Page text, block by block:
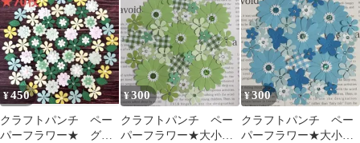
本格 ドリップ 個包装
プチギフト おしゃれ ギ
フト 美味しい 高級感
人気 退職 プレゼント
お礼 お返し 産休 転勤
挨拶 ホテル オフィス
下げ
¥450
クラフトパンチ ペー
パーフラワー★ グリ
¥300
クラフトパンチ ペー
パーフラワー★大小mi
¥300
クラフトパンチ ペー
パーフラワー★大小mix